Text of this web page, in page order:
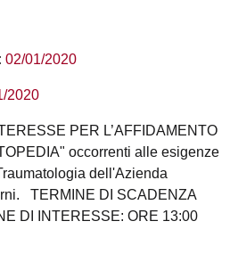
02/01/2020
2020
PER L’AFFIDAMENTO
occorrenti alle esigenze
dell'Azienda
TERMINE DI SCADENZA
DI INTERESSE: ORE 13:00